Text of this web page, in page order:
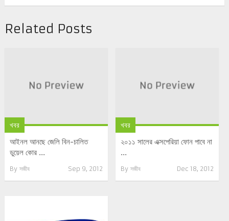
Related Posts
খবর
আইনল আনছে জেলি বিন-চালিত
ডুয়েল কোর ...
By সজীব Sep 9, 2012
খবর
২০১১ সালের এক্সপেরিয়া ফোন পাবে না
...
By সজীব Dec 18, 2012